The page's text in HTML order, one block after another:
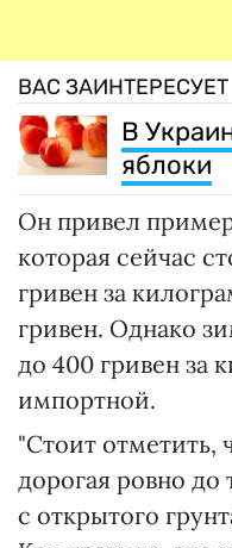
ВАС ЗАИНТЕРЕСУЕТ
В
яблоки
Он привел
которая сейчас
гривен за
гривен. Однако
до 400 гривен за
импортной.
"Стоит отметить,
дорогая ровно до
с открытого